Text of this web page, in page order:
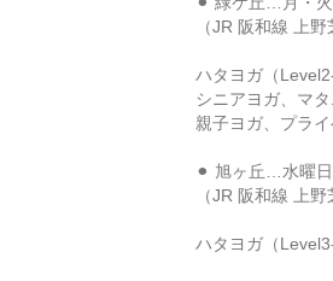
（JR 阪和線 上野
ハタヨガ（
シニアヨガ、マ
親子ヨガ、プラ
⚫︎ 旭ヶ丘…水曜日
（JR 阪和線 上野
ハタヨガ（